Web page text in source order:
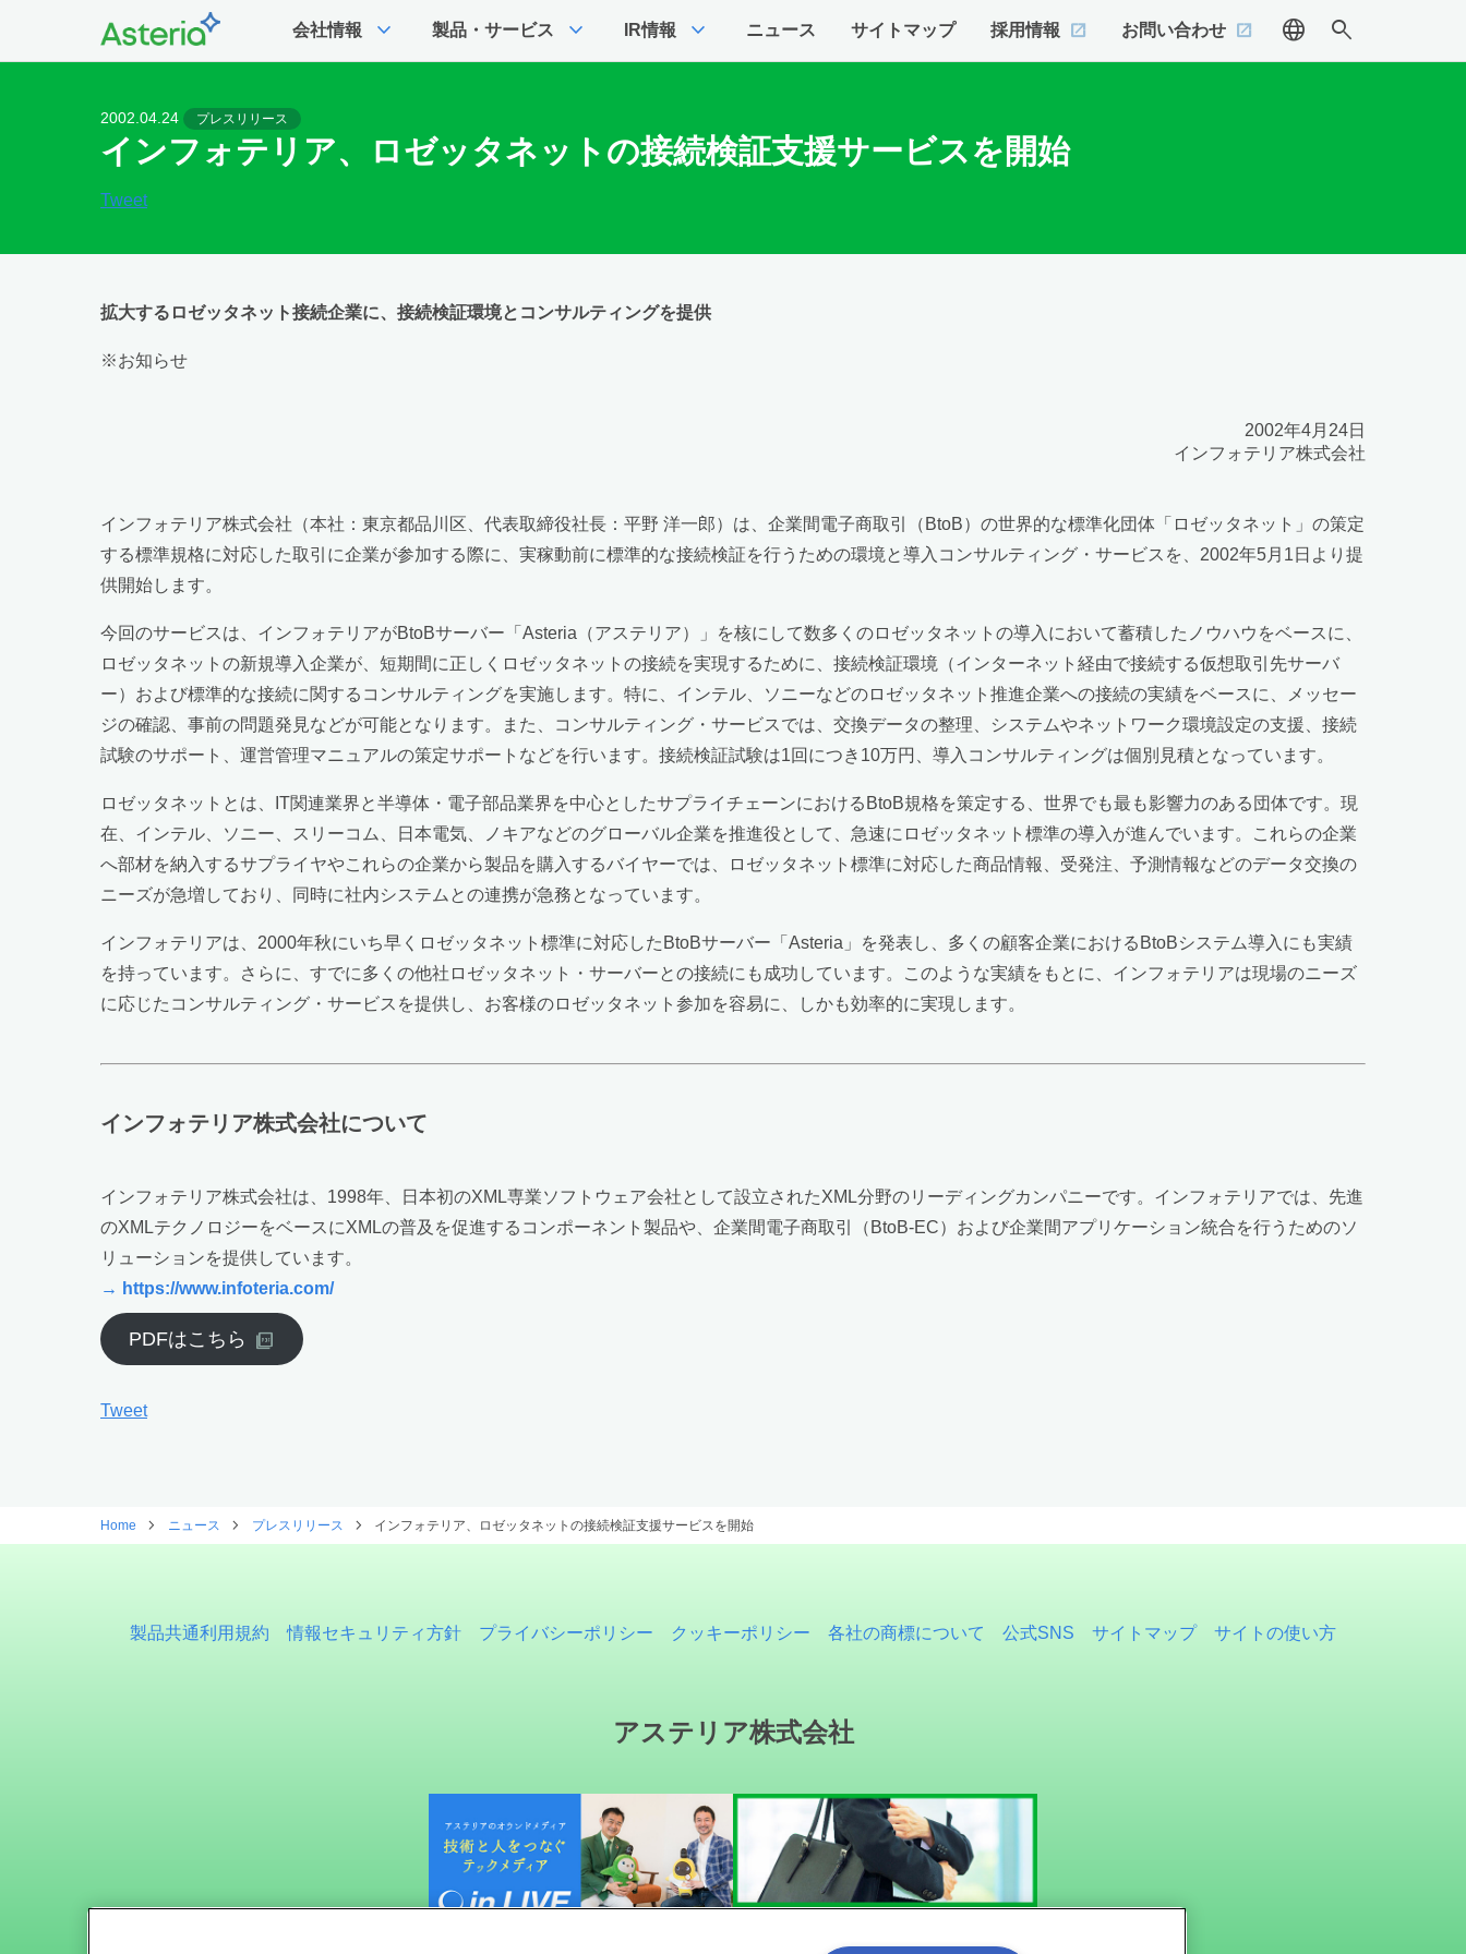
会社情報 expand_more 製品・サービス expand_more IR情報 expand_more ニュース サイトマップ 採用情報 お問い合わせ language search
2002.04.24 プレスリリース
インフォテリア、ロゼッタネットの接続検証支援サービスを開始
Tweet
拡大するロゼッタネット接続企業に、接続検証環境とコンサルティングを提供
※お知らせ
2002年4月24日
インフォテリア株式会社
インフォテリア株式会社（本社：東京都品川区、代表取締役社長：平野 洋一郎）は、企業間電子商取引（BtoB）の世界的な標準化団体「ロゼッタネット」の策定
する標準規格に対応した取引に企業が参加する際に、実稼動前に標準的な接続検証を行うための環境と導入コンサルティング・サービスを、2002年5月1日より提
供開始します。
今回のサービスは、インフォテリアがBtoBサーバー「Asteria（アステリア）」を核にして数多くのロゼッタネットの導入において蓄積したノウハウをベースに、
ロゼッタネットの新規導入企業が、短期間に正しくロゼッタネットの接続を実現するために、接続検証環境（インターネット経由で接続する仮想取引先サーバ
ー）および標準的な接続に関するコンサルティングを実施します。特に、インテル、ソニーなどのロゼッタネット推進企業への接続の実績をベースに、メッセー
ジの確認、事前の問題発見などが可能となります。また、コンサルティング・サービスでは、交換データの整理、システムやネットワーク環境設定の支援、接続
試験のサポート、運営管理マニュアルの策定サポートなどを行います。接続検証試験は1回につき10万円、導入コンサルティングは個別見積となっています。
ロゼッタネットとは、IT関連業界と半導体・電子部品業界を中心としたサプライチェーンにおけるBtoB規格を策定する、世界でも最も影響力のある団体です。現
在、インテル、ソニー、スリーコム、日本電気、ノキアなどのグローバル企業を推進役として、急速にロゼッタネット標準の導入が進んでいます。これらの企業
へ部材を納入するサプライヤやこれらの企業から製品を購入するバイヤーでは、ロゼッタネット標準に対応した商品情報、受発注、予測情報などのデータ交換の
ニーズが急増しており、同時に社内システムとの連携が急務となっています。
インフォテリアは、2000年秋にいち早くロゼッタネット標準に対応したBtoBサーバー「Asteria」を発表し、多くの顧客企業におけるBtoBシステム導入にも実績
を持っています。さらに、すでに多くの他社ロゼッタネット・サーバーとの接続にも成功しています。このような実績をもとに、インフォテリアは現場のニーズ
に応じたコンサルティング・サービスを提供し、お客様のロゼッタネット参加を容易に、しかも効率的に実現します。
インフォテリア株式会社について
インフォテリア株式会社は、1998年、日本初のXML専業ソフトウェア会社として設立されたXML分野のリーディングカンパニーです。インフォテリアでは、先進
のXMLテクノロジーをベースにXMLの普及を促進するコンポーネント製品や、企業間電子商取引（BtoB-EC）および企業間アプリケーション統合を行うためのソ
リューションを提供しています。
→ https://www.infoteria.com/
PDFはこちら
Tweet
Home ニュース プレスリリース インフォテリア、ロゼッタネットの接続検証支援サービスを開始
製品共通利用規約 情報セキュリティ方針 プライバシーポリシー クッキーポリシー 各社の商標について 公式SNS サイトマップ サイトの使い方
アステリア株式会社